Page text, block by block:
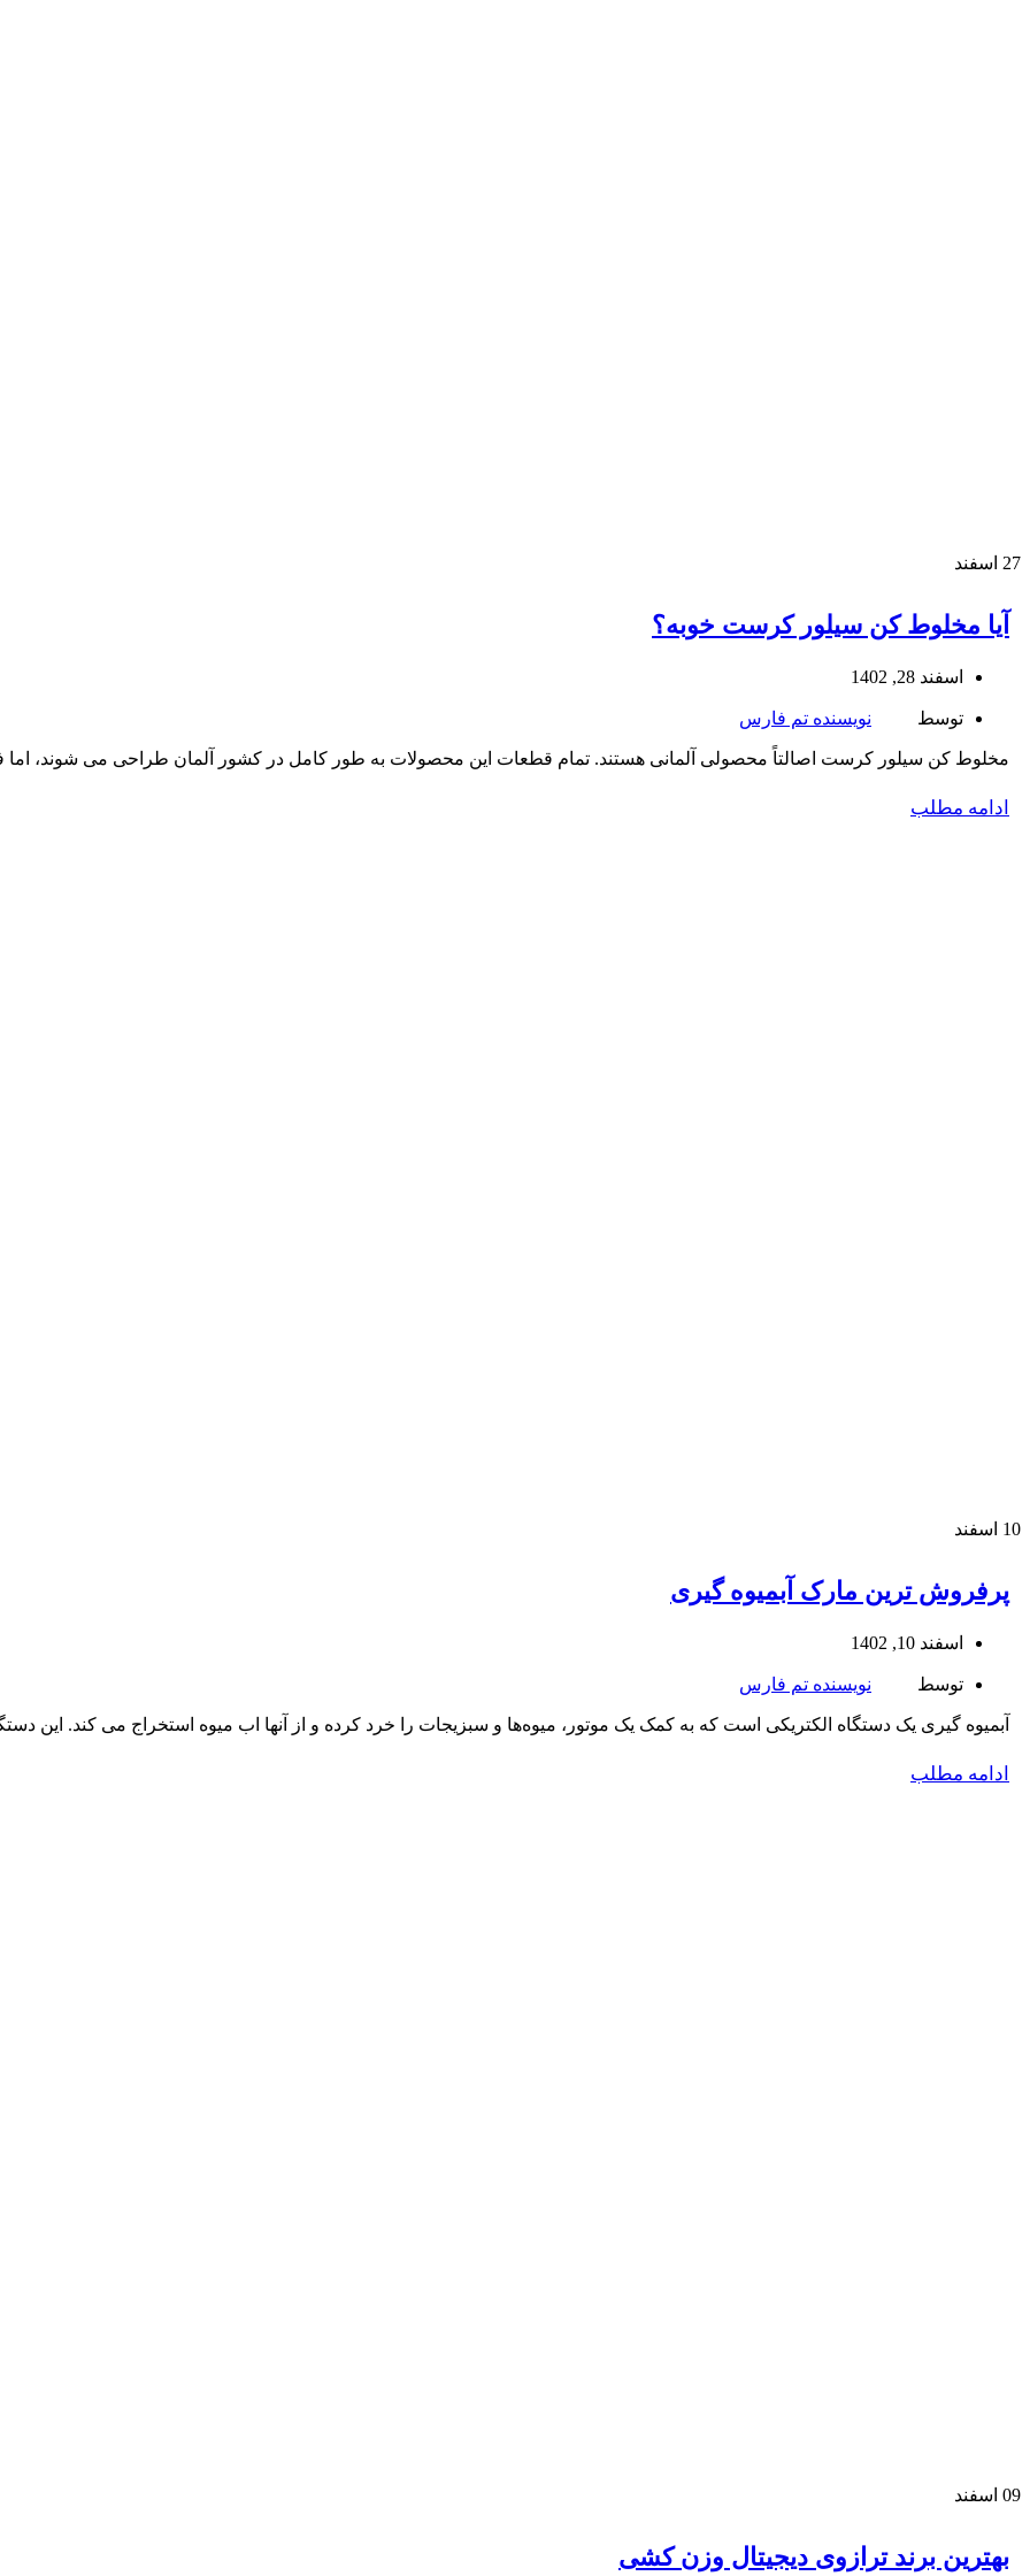
27 اسفند
آیا مخلوط کن سیلور کرست خوبه؟
اسفند 28, 1402
توسط نویسنده تم فارس
مخلوط کن سیلور کرست اصالتاً محصولی آلمانی هستند. تمام قطعات این محصولات به طور کامل در کشور آلمان طراحی می‌ شوند،
ادامه مطلب
10 اسفند
پرفروش ترین مارک آبمیوه گیری
اسفند 10, 1402
توسط نویسنده تم فارس
آبمیوه گیری یک دستگاه الکتریکی است که به کمک یک موتور، میوه‌ها و سبزیجات را خرد کرده و از آنها اب میوه استخراج می‌ کند. این
ادامه مطلب
09 اسفند
بهترین برند ترازوی دیجیتال وزن کشی